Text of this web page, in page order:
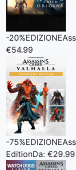
-20%EDIZIONE
€54.99
-75%EDIZIONE
EditionDa: €29.99